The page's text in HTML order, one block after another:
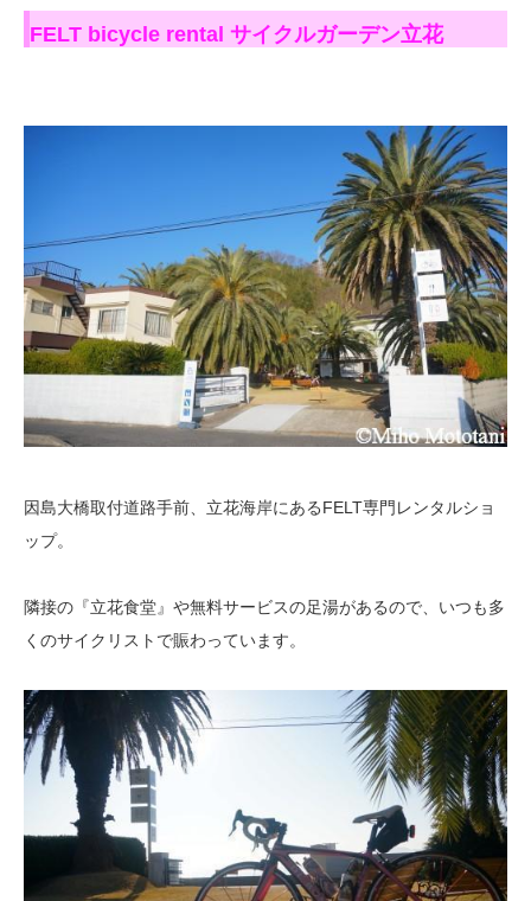
FELT bicycle rental サイクルガーデン立花
因島大橋取付道路手前、立花海岸にあるFELT専門レンタルショ
ップ。
隣接の『立花食堂』や無料サービスの足湯があるので、いつも多
くのサイクリストで賑わっています。